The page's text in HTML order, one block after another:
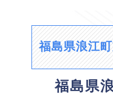
福島県浪江
福島県